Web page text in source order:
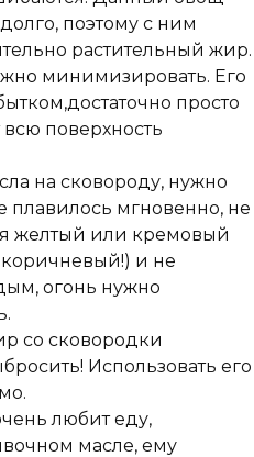
поэтому с ним
растительный жир.
минимизировать. Его
просто
всю поверхность
на сковороду, нужно
плавилось мгновенно, не
желтый или кремовый
коричневый!) и не
огонь нужно
со сковородки
Использовать его
любит еду,
масле, ему